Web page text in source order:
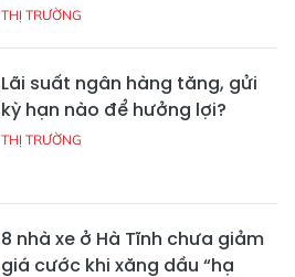
THỊ TRƯỜNG
Lãi suất ngân hàng tăng, gửi
kỳ hạn nào để hưởng lợi?
THỊ TRƯỜNG
8 nhà xe ở Hà Tĩnh chưa giảm
giá cước khi xăng dầu “hạ